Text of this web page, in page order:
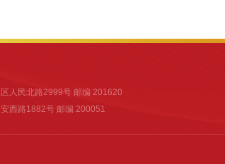
区人民北路2999号 邮编 201620
安西路1882号 邮编 200051